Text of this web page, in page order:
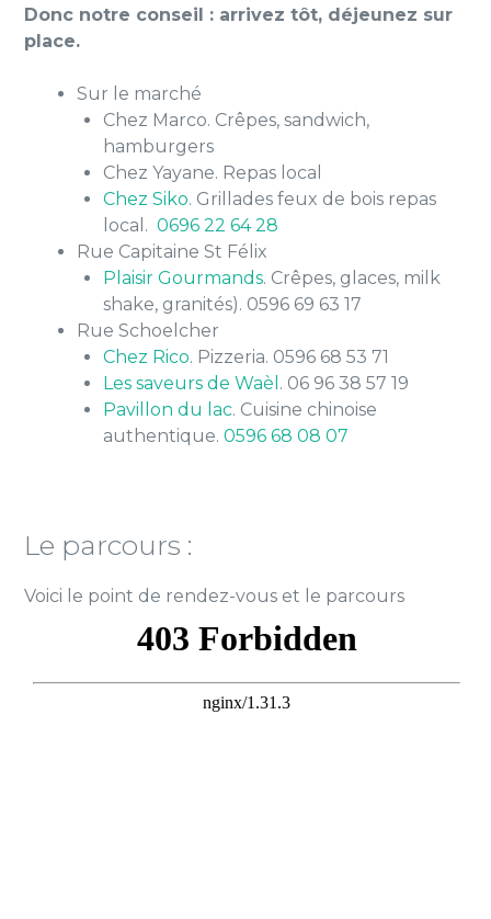
Donc notre conseil : arrivez tôt, déjeunez sur
place.
Sur le marché
Chez Marco. Crêpes, sandwich,
hamburgers
Chez Yayane. Repas local
Chez Siko. Grillades feux de bois repas
local. 0696 22 64 28
Rue Capitaine St Félix
Plaisir Gourmands. Crêpes, glaces, milk
shake, granités). 0596 69 63 17
Rue Schoelcher
Chez Rico. Pizzeria. 0596 68 53 71
Les saveurs de Waèl . 06 96 38 57 19
Pavillon du lac. Cuisine chinoise
authentique. 0596 68 08 07
Le parcours :
Voici le point de rendez-vous et le parcours